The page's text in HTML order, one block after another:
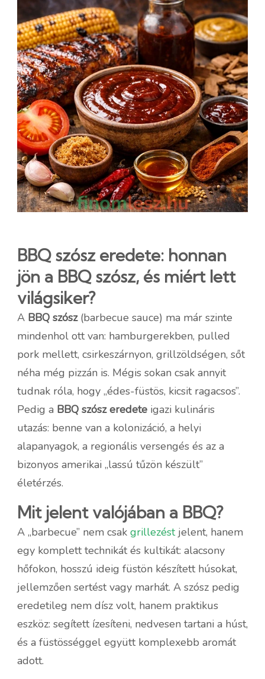
BBQ szósz eredete: honnan
jön a BBQ szósz, és miért lett
világsiker?
A BBQ szósz(barbecue sauce) ma már szinte
mindenhol ott van: hamburgerekben, pulled
pork mellett, csirkeszárnyon, grillzöldségen, sőt
néha még pizzán is. Mégis sokan csak annyit
tudnak róla, hogy „édes-füstös, kicsit ragacsos”.
Pedig a BBQ szósz eredete igazi kulináris
utazás: benne van a kolonizáció, a helyi
alapanyagok, a regionális versengés és az a
bizonyos amerikai „lassú tűzön készült”
életérzés.
Mit jelent valójában a BBQ?
A „barbecue” nem csak grillezéstjelent, hanem
egy komplett technikát és kultikát: alacsony
hőfokon, hosszú ideig füstön készített húsokat,
jellemzően sertést vagy marhát. A szósz pedig
eredetileg nem dísz volt, hanem praktikus
eszköz: segített ízesíteni, nedvesen tartani a húst,
és a füstösséggel együtt komplexebb aromát
adott.